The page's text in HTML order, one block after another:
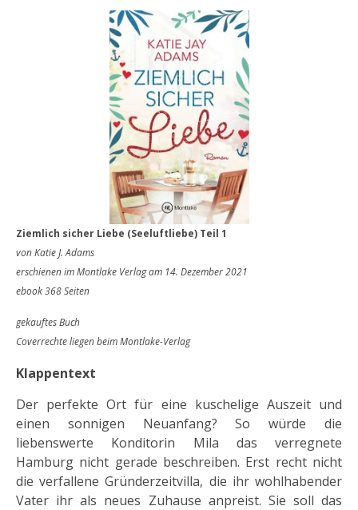
Ziemlich sicher Liebe (Seeluftliebe) Teil 1
von Katie J. Adams
erschienen im Montlake Verlag am 14. Dezember 2021
ebook 368 Seiten
gekauftes Buch
Coverrechte liegen beim Montlake-Verlag
Klappentext
Der perfekte Ort für eine kuschelige Auszeit und
einen sonnigen Neuanfang? So würde die
liebenswerte Konditorin Mila das verregnete
Hamburg nicht gerade beschreiben. Erst recht nicht
die verfallene Gründerzeitvilla, die ihr wohlhabender
Vater ihr als neues Zuhause anpreist. Sie soll das